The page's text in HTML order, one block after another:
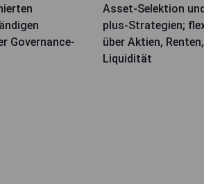
Governance-
Asset-Selektion
plus-Strategien;
über Aktien,
Liquidität